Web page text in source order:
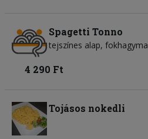
Spagetti Tonno
tejszínes alap fokhagyma
4 290 Ft
Tojásos nokedli